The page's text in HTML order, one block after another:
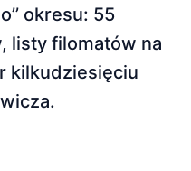
okresu: 55
listy filomatów na
kilkudziesięciu